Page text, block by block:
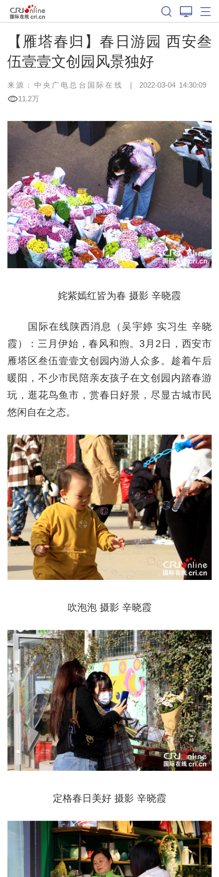
【雁塔春归】春日游园 西安叁
伍壹壹文创园风景独好
来源：中央广电总台国际在线 | 2022-03-04 14:30:09
11.2万
姹紫嫣红皆为春 摄影 辛晓霞
国际在线陕西消息（吴宇婷 实习生 辛晓
霞）：三月伊始，春风和煦。3月2日，西安市
雁塔区叁伍壹壹文创园内游人众多。趁着午后
暖阳，不少市民陪亲友孩子在文创园内踏春游
玩，逛花鸟鱼市，赏春日好景，尽显古城市民
悠闲自在之态。
吹泡泡 摄影 辛晓霞
定格春日美好 摄影 辛晓霞